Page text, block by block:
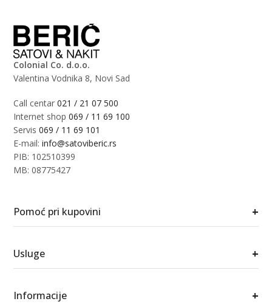
Colonial Co. d.o.o.
Valentina Vodnika 8, Novi Sad
Call centar021 / 21 07 500
Internet shop069 / 11 69 100
Servis069 / 11 69 101
E-mail:info@satoviberic.rs
PIB: 102510399
MB: 08775427
Pomoć pri kupovini +
Usluge +
Informacije +